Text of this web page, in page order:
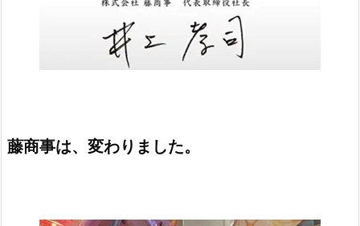
藤商事は、変わりました。